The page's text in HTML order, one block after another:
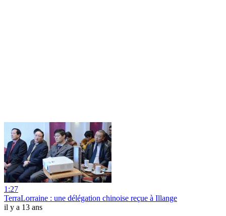
1:27
TerraLorraine : une délégation chinoise reçue à Illange
il y a 13 ans